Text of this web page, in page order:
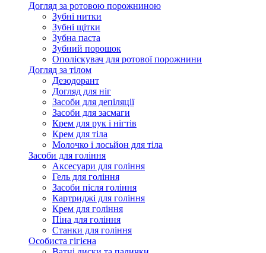
Догляд за ротовою порожниною
Зубні нитки
Зубні щітки
Зубна паста
Зубний порошок
Ополіскувач для ротової порожнини
Догляд за тілом
Дезодорант
Догляд для ніг
Засоби для депіляції
Засоби для засмаги
Крем для рук і нігтів
Крем для тіла
Молочко і лосьйон для тіла
Засоби для гоління
Аксесуари для гоління
Гель для гоління
Засоби після гоління
Картриджі для гоління
Крем для гоління
Піна для гоління
Станки для гоління
Особиста гігієна